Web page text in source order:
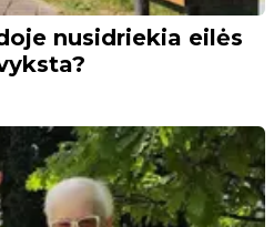
nusidriekia eilės